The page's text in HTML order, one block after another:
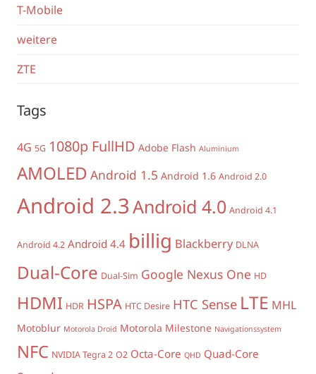
T-Mobile
weitere
ZTE
Tags
4G 5G 1080p FullHD Adobe Flash Aluminium
AMOLED Android 1.5 Android 1.6 Android 2.0
Android 2.3Android 4.0 Android 4.1
Android 4.2 Android 4.4 billig Blackberry DLNA
Dual-Core Dual-Sim Google Nexus One HD
HDMI HDR HSPA HTC Desire HTC Sense LTE MHL
Motoblur Motorola Droid Motorola Milestone Navigationssystem
NFC NVIDIA Tegra 2 O2 Octa-Core QHD Quad-Core